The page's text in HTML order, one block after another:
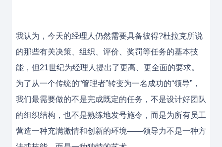
我认为，今天的经理人仍然需要具备彼得?杜拉克所说
的那些有关决策、组织、评价、奖罚等任务的基本技
能，但21世纪为经理人提出了更高、更全面的要求。
为了从一个传统的“管理者”转变为一名成功的“领导”，
我们最需要做的不是完成既定的任务，不是设计好团队
的组织结构，也不是熟练地发号施令，而是为所有员工
营造一种充满激情和创新的环境——领导力不是一种方